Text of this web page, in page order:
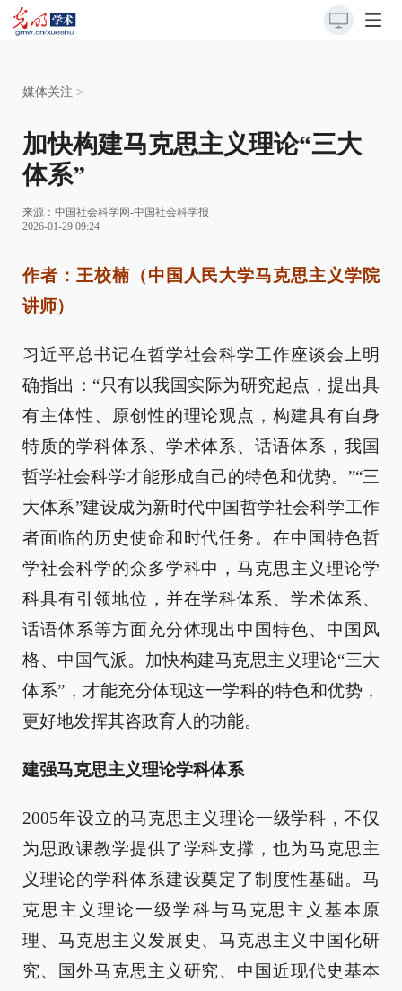
媒体关注 >
加快构建马克思主义理论“三大
体系”
来源： 中国社会科学网-中国社会科学报
2026-01-29 09:24
作者：王校楠（中国人民大学马克思主义学院
讲师）
习近平总书记在哲学社会科学工作座谈会上明
确指出：“只有以我国实际为研究起点，提出具
有主体性、原创性的理论观点，构建具有自身
特质的学科体系、学术体系、话语体系，我国
哲学社会科学才能形成自己的特色和优势。”“三
大体系”建设成为新时代中国哲学社会科学工作
者面临的历史使命和时代任务。在中国特色哲
学社会科学的众多学科中，马克思主义理论学
科具有引领地位，并在学科体系、学术体系、
话语体系等方面充分体现出中国特色、中国风
格、中国气派。加快构建马克思主义理论“三大
体系”，才能充分体现这一学科的特色和优势，
更好地发挥其咨政育人的功能。
建强马克思主义理论学科体系
2005年设立的马克思主义理论一级学科，不仅
为思政课教学提供了学科支撑，也为马克思主
义理论的学科体系建设奠定了制度性基础。马
克思主义理论一级学科与马克思主义基本原
理、马克思主义发展史、马克思主义中国化研
究、国外马克思主义研究、中国近现代史基本